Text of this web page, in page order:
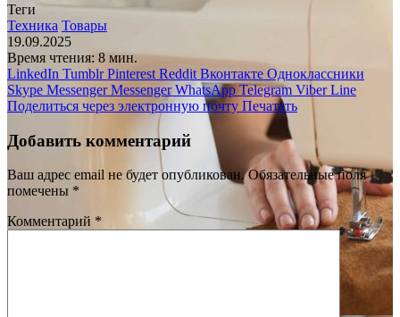
Теги
Техника Товары
19.09.2025
Время чтения: 8 мин.
LinkedIn Tumblr Pinterest Reddit Вконтакте Одноклассники
Skype Messenger Messenger WhatsApp Telegram Viber Line
Поделиться через электронную почту Печатать
Добавить комментарий
Ваш адрес email не будет опубликован. Обязательные поля
помечены *
Комментарий *